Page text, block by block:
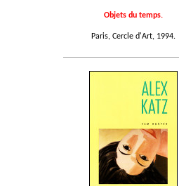
Objets du temps.
Paris, Cercle d'Art, 1994.